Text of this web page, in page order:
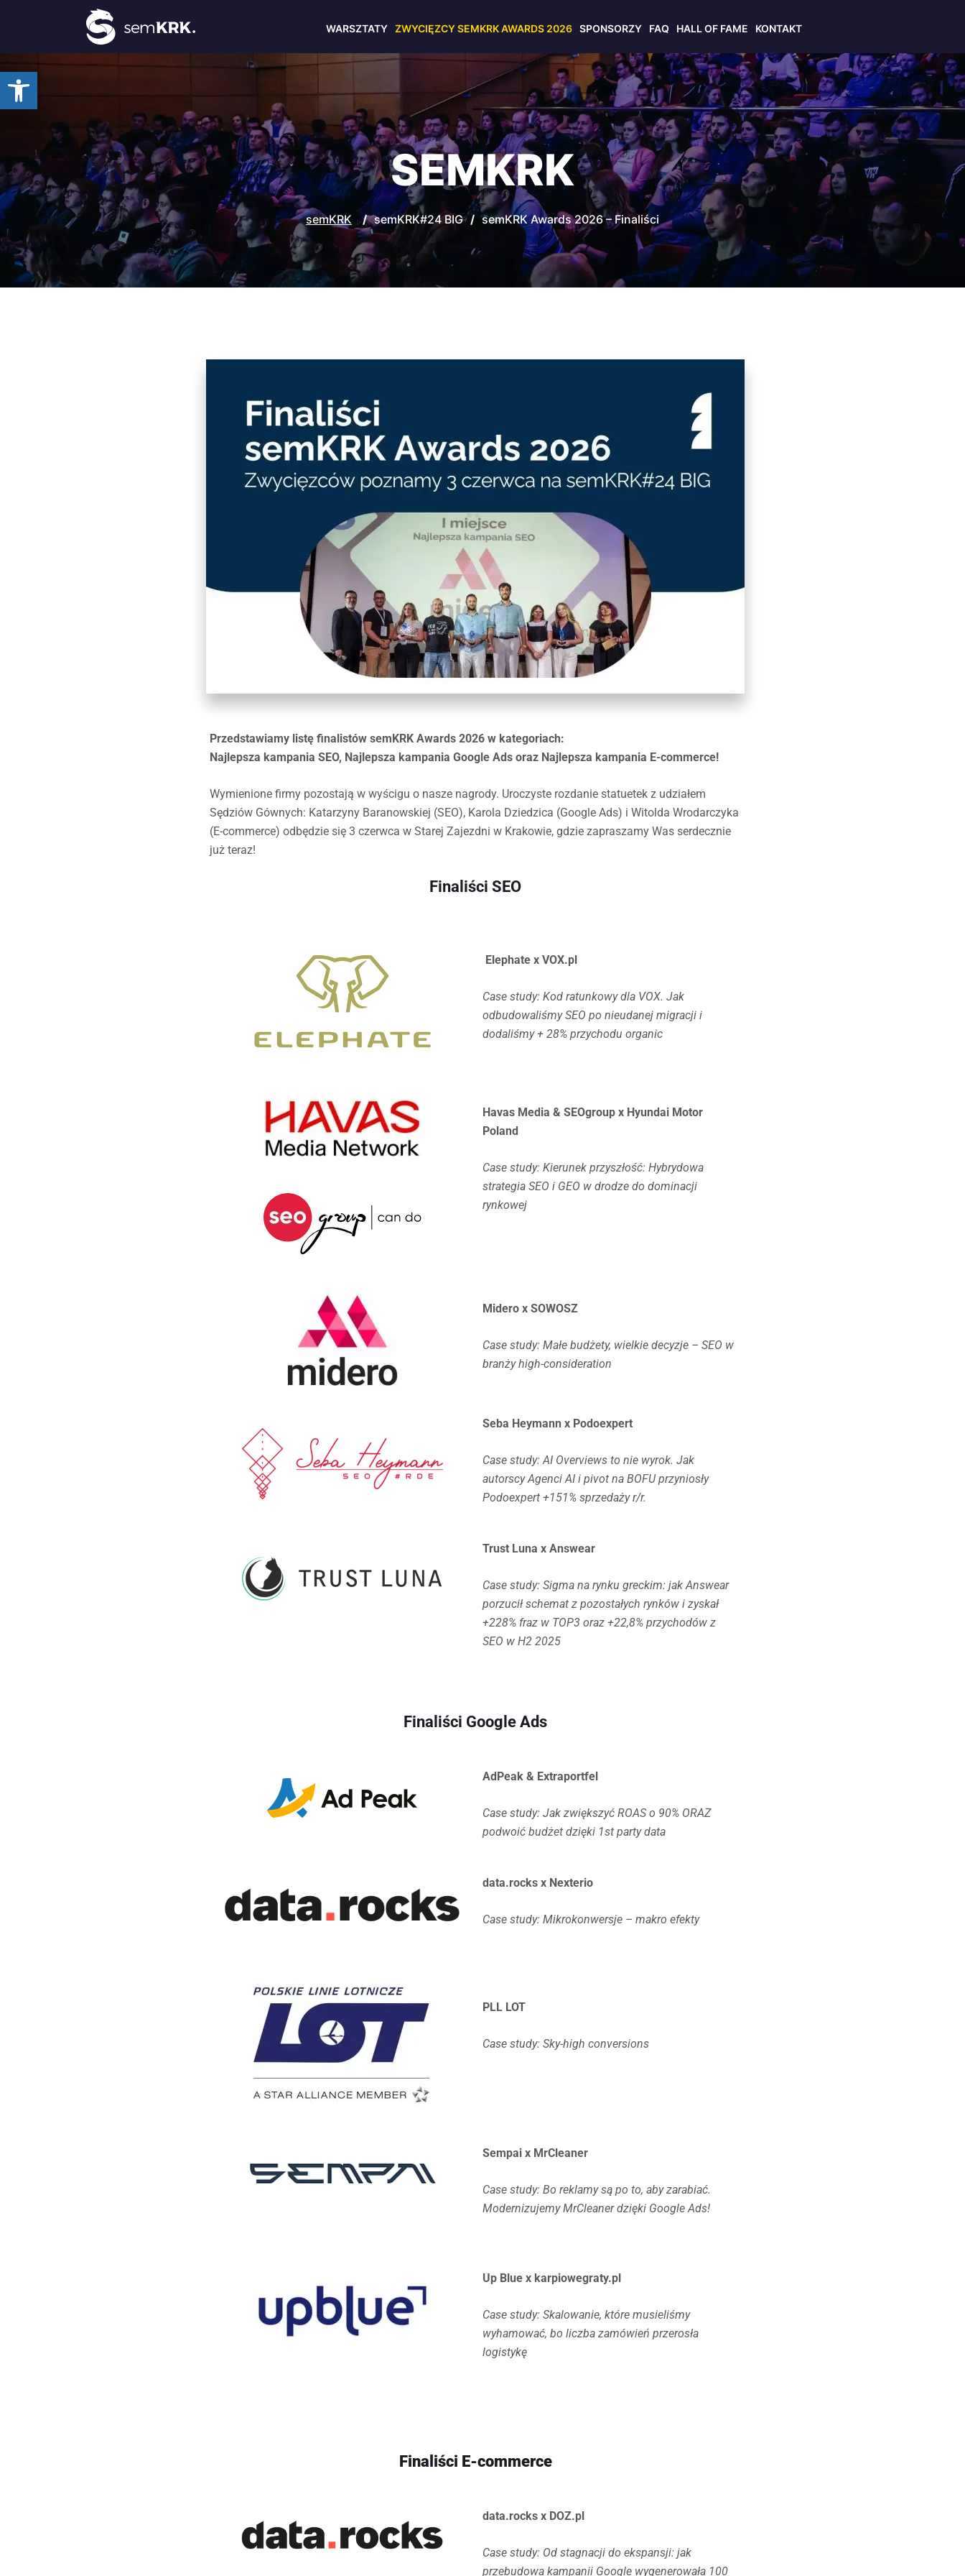
WARSZTATY ZWYCIĘZCY SEMKRK AWARDS 2026 SPONSORZY FAQ HALL OF FAME KONTAKT
SEMKRK
semKRK / semKRK#24 BIG / semKRK Awards 2026 – Finaliści
Przedstawiamy listę finalistów semKRK Awards 2026 w kategoriach:
Najlepsza kampania SEO, Najlepsza kampania Google Ads oraz Najlepsza kampania E-commerce!
Wymienione firmy pozostają w wyścigu o nasze nagrody. Uroczyste rozdanie statuetek z udziałem
Sędziów Gównych: Katarzyny Baranowskiej (SEO), Karola Dziedzica (Google Ads) i Witolda Wrodarczyka
(E-commerce) odbędzie się 3 czerwca w Starej Zajezdni w Krakowie, gdzie zapraszamy Was serdecznie
już teraz!
Finaliści SEO
Elephate x VOX.pl
Case study: Kod ratunkowy dla VOX. Jak
odbudowaliśmy SEO po nieudanej migracji i
dodaliśmy + 28% przychodu organic
Havas Media & SEOgroup x Hyundai Motor
Poland
Case study: Kierunek przyszłość: Hybrydowa
strategia SEO i GEO w drodze do dominacji
rynkowej
Midero x SOWOSZ
Case study: Małe budżety, wielkie decyzje – SEO w
branży high-consideration
Seba Heymann x Podoexpert
Case study: AI Overviews to nie wyrok. Jak
autorscy Agenci AI i pivot na BOFU przyniosły
Podoexpert +151% sprzedaży r/r.
Trust Luna x Answear
Case study: Sigma na rynku greckim: jak Answear
porzucił schemat z pozostałych rynków i zyskał
+228% fraz w TOP3 oraz +22,8% przychodów z
SEO w H2 2025
Finaliści Google Ads
AdPeak & Extraportfel
Case study: Jak zwiększyć ROAS o 90% ORAZ
podwoić budżet dzięki 1st party data
data.rocks x Nexterio
Case study: Mikrokonwersje – makro efekty
PLL LOT
Case study: Sky-high conversions
Sempai x MrCleaner
Case study: Bo reklamy są po to, aby zarabiać.
Modernizujemy MrCleaner dzięki Google Ads!
Up Blue x karpiowegraty.pl
Case study: Skalowanie, które musieliśmy
wyhamować, bo liczba zamówień przerosła
logistykę
Finaliści E-commerce
data.rocks x DOZ.pl
Case study: Od stagnacji do ekspansji: jak
przebudowa kampanii Google wygenerowała 100
Otwórz pasek narzędzi